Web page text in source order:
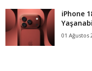
iPhone
01 Ağustos